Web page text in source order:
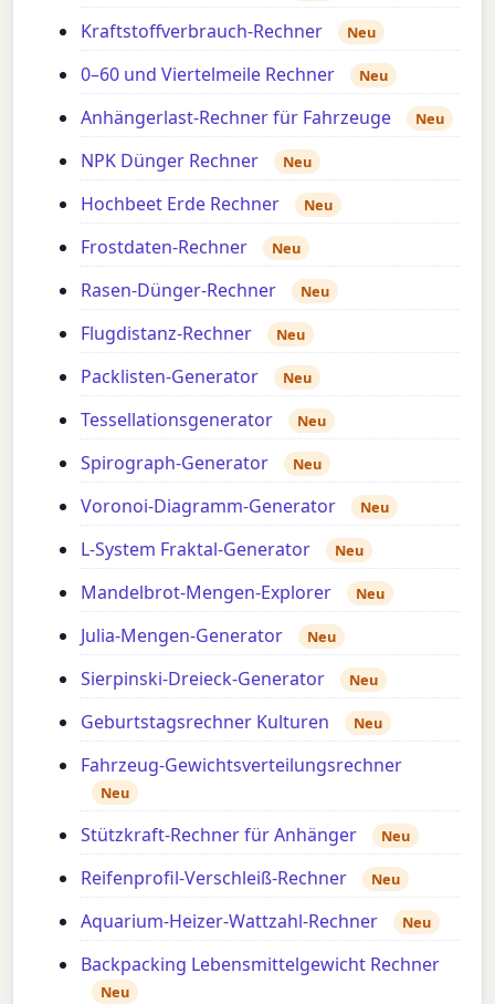
Kraftstoffverbrauch-Rechner
Neu
0–60 und Viertelmeile Rechner Neu
Anhängerlast-Rechner für Fahrzeuge Neu
NPK Dünger Rechner Neu
Hochbeet Erde Rechner Neu
Frostdaten-Rechner Neu
Rasen-Dünger-Rechner Neu
Flugdistanz-Rechner Neu
Packlisten-Generator Neu
Tessellationsgenerator Neu
Spirograph-Generator Neu
Voronoi-Diagramm-Generator Neu
L-System Fraktal-Generator Neu
Mandelbrot-Mengen-Explorer Neu
Julia-Mengen-Generator Neu
Sierpinski-Dreieck-Generator Neu
Geburtstagsrechner Kulturen Neu
Fahrzeug-Gewichtsverteilungsrechner
Neu
Stützkraft-Rechner für Anhänger Neu
Reifenprofil-Verschleiß-Rechner Neu
Aquarium-Heizer-Wattzahl-Rechner Neu
Backpacking Lebensmittelgewicht Rechner
Neu